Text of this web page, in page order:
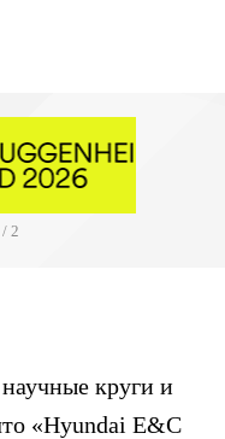
2
круги и
«Hyundai E&C